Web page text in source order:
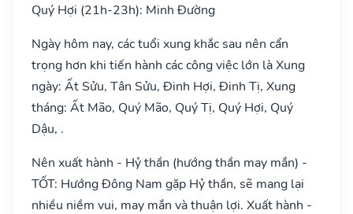
Quý Hợi (21h-23h): Minh Đường
Ngày hôm nay, các tuổi xung khắc sau nên cẩn
trọng hơn khi tiến hành các công việc lớn là Xung
ngày: Ất Sửu, Tân Sửu, Đinh Hợi, Đinh Tị, Xung
tháng: Ất Mão, Quý Mão, Quý Tị, Quý Hợi, Quý
Dậu, .
Nên xuất hành - Hỷ thần (hướng thần may mắn) -
TỐT: Hướng Đông Nam gặp Hỷ thần, sẽ mang lại
nhiều niềm vui, may mắn và thuận lợi. Xuất hành -